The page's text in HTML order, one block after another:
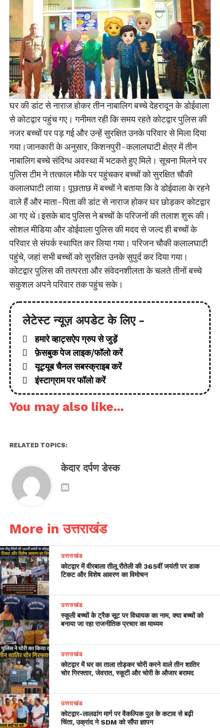
घर की डांट से नाराज होकर तीन नाबालिग बच्चे देहरादून के डोईवाला
से कोटद्वार पहुंच गए। गनीमत रही कि समय रहते कोटद्वार पुलिस की
नजर बच्चों पर पड़ गई और उन्हें सुरक्षित उनके परिवार से मिला दिया
गया।जानकारी के अनुसार, किशनपुरी-कलालघाटी क्षेत्र में तीन
नाबालिग बच्चे संदिग्ध अवस्था में भटकते हुए मिले। सूचना मिलने पर
पुलिस टीम ने तत्काल मौके पर पहुंचकर बच्चों को सुरक्षित चौकी
कलालघाटी लाया। पूछताछ में बच्चों ने बताया कि वे डोईवाला के रहने
वाले हैं और माता-पिता की डांट से नाराज होकर घर छोड़कर कोटद्वार
आ गए थे।इसके बाद पुलिस ने बच्चों के परिजनों की तलाश शुरू की।
सोशल मीडिया और डोईवाला पुलिस की मदद से जल्द ही बच्चों के
परिवार से संपर्क स्थापित कर लिया गया। परिजन चौकी कलालघाटी
पहुंचे, जहां सभी बच्चों को सुरक्षित उनके सुपुर्द कर दिया गया।
कोटद्वार पुलिस की तत्परता और संवेदनशीलता के चलते तीनों बच्चे
सकुशल अपने परिवार तक पहुंच सके।
लेटेस्ट न्यूज़ अपडेट के लिए -
हमारे व्हाट्सऐप ग्रुप से जुड़ें
फ़ेसबुक पेज लाइक/फॉलो करें
यूट्यूब चैनल सबस्क्राइब करें
इंस्टाग्राम पर फॉलो करें
You may also like...
RELATED TOPICS:
केदार दर्पण डेस्क
More in उत्तराखंड
उत्तराखंड
कोटद्वार में वीरबाला तीलू रौतेली की 365वीं जयंती पर डाक
टिकट और विशेष आवरण का विमोचन
उत्तराखंड
स्कूली बच्चों के ट्रैक सूट पर विधायक का नाम, क्या बच्चों को
बनाया जा रहा राजनीतिक प्रचार का माध्यम
उत्तराखंड
कोटद्वार में घर का ताला तोड़कर चोरी करने वाले तीन शातिर
चोर गिरफ्तार, जेवरात, स्कूटी और चोरी के औजार बरामद
उत्तराखंड
​कोटद्वार-लालढांग मार्ग पर वैकल्पिक पुल के कटाव से बढ़ी
चिंता, उक्रांद ने SDM को सौंपा ज्ञापन